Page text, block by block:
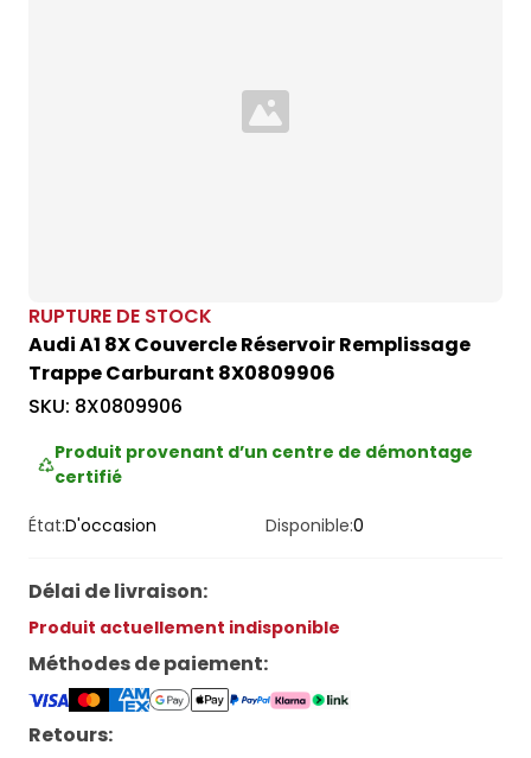
Loading...
RUPTURE DE STOCK
Audi A1 8X Couvercle Réservoir Remplissage
Trappe Carburant 8X0809906
SKU: 8X0809906
Produit provenant d’un centre de démontage
certifié
État:D'occasion Disponible:0
Délai de livraison:
Produit actuellement indisponible
Méthodes de paiement:
Retours: